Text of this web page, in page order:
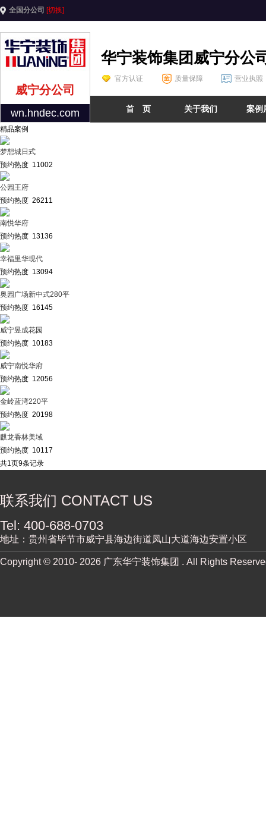
全国分公司 [切换]
威宁分公司
wn.hndec.com
华宁装饰集团威宁分公
官方认证 质量保障 营业执照
首 页 关于我们 案例
精品案例
梦想城日式
预约热度 11002
公园王府
预约热度 26211
南悦华府
预约热度 13136
幸福里华现代
预约热度 13094
奥园广场新中式280平
预约热度 16145
威宁昱成花园
预约热度 10183
威宁南悦华府
预约热度 12056
金岭蓝湾220平
预约热度 20198
麒龙香林美域
预约热度 10117
共1页9条记录
联系我们 CONTACT US
Tel: 400-688-0703
地址：贵州省毕节市威宁县海边街道凤山大道海边安置小区
Copyright © 2010- 2026 广东华宁装饰集团 . All Rights